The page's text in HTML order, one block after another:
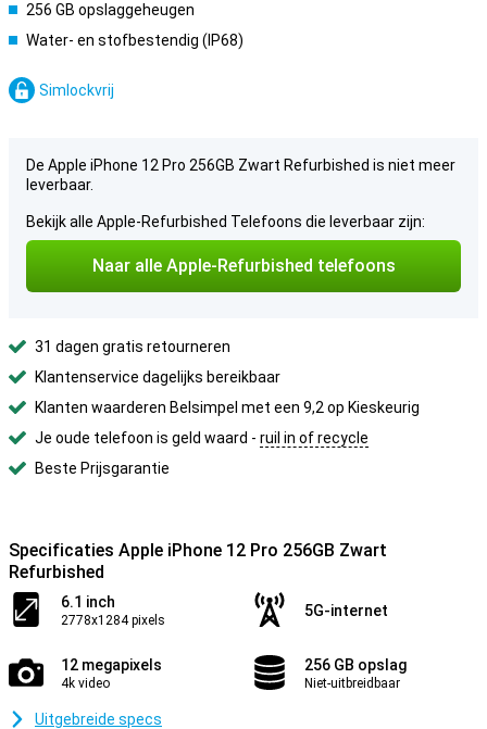
256 GB opslaggeheugen
Water- en stofbestendig (IP68)
Simlockvrij
De Apple iPhone 12 Pro 256GB Zwart Refurbished is niet meer
leverbaar.
Bekijk alle Apple-Refurbished Telefoons die leverbaar zijn:
Naar alle Apple-Refurbished telefoons
31 dagen gratis retourneren
Klantenservice dagelijks bereikbaar
Klanten waarderen Belsimpel met een 9,2 op Kieskeurig
Je oude telefoon is geld waard - ruil in of recycle
Beste Prijsgarantie
Specificaties Apple iPhone 12 Pro 256GB Zwart
Refurbished
6.1 inch
2778x1284 pixels
5G-internet
12 megapixels
4k video
256 GB opslag
Niet-uitbreidbaar
Uitgebreide specs